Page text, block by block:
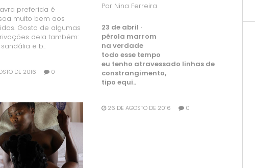
preferida é
muito bem aos
Gosto de algumas
dela também:
e b..
DE 2016 0
Por Nina Ferreira
23 de abril ·
pérola marrom
na verdade
todo esse tempo
eu tenho atravessado linhas de
constrangimento,
tipo equi..
26 DE AGOSTO DE 2016 0
LEIA MAIS